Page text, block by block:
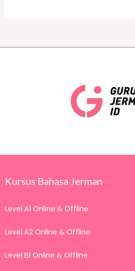
Kursus Bahasa Jerman
Level A1 Online & Offline
Level A2 Online & Offline
Level B1 Online & Offline